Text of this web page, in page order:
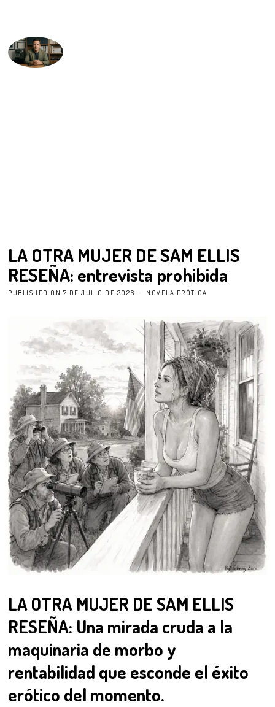
LA OTRA MUJER DE SAM ELLIS
RESEÑA: entrevista prohibida
PUBLISHED ON 7 DE JULIO DE 2026 NOVELA ERÓTICA
LA OTRA MUJER DE SAM ELLIS
RESEÑA: Una mirada cruda a la
maquinaria de morbo y
rentabilidad que esconde el éxito
erótico del momento.